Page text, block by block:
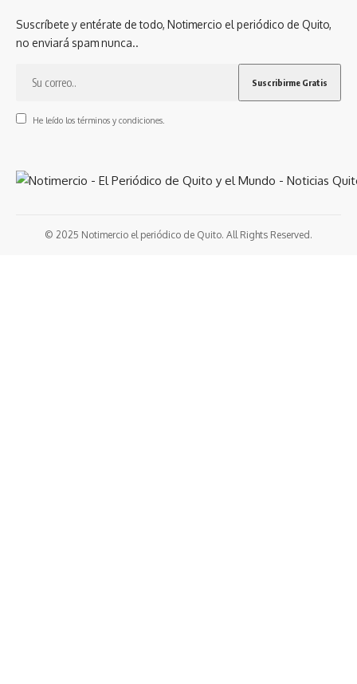
Suscríbete y entérate de todo, Notimercio el periódico de Quito,
no enviará spam nunca..
He leído los términos y condiciones.
© 2025 Notimercio el periódico de Quito. All Rights Reserved.